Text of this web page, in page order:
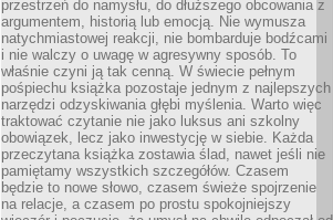
przestrzeń do namysłu, do dłuższego obcowania z
argumentem, historią lub emocją. Nie wymusza
natychmiastowej reakcji, nie bombarduje bodźcami
i nie walczy o uwagę w agresywny sposób. To
właśnie czyni ją tak cenną. W świecie pełnym
pośpiechu książka pozostaje jednym z najlepszych
narzędzi odzyskiwania głębi myślenia. Warto więc
traktować czytanie nie jako luksus ani szkolny
obowiązek, lecz jako inwestycję w siebie. Każda
przeczytana książka zostawia ślad, nawet jeśli nie
pamiętamy wszystkich szczegółów. Czasem
będzie to nowe słowo, czasem świeże spojrzenie
na relacje, a czasem po prostu spokojniejszy